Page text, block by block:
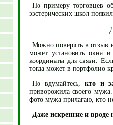
По примеру торговцев
эзотерических школ
Можно поверить в отзыв
может установить окна
координаты для связи.
тогда может в портфолио
Но вдумайтесь, кто и
приворожила своего
фото мужа прилагаю, кто
Даже искренние и вроде